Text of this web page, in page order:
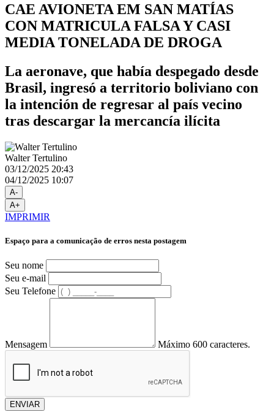
CAE AVIONETA EM SAN MATÍAS
CON MATRICULA FALSA Y CASI
MEDIA TONELADA DE DROGA
La aeronave, que había despegado desde
Brasil, ingresó a territorio boliviano con
la intención de regresar al país vecino
tras descargar la mercancía ilícita
Walter Tertulino
03/12/2025 20:43
04/12/2025 10:07
A-
A+
IMPRIMIR
Espaço para a comunicação de erros nesta postagem
Seu nome
Seu e-mail
Seu Telefone
Mensagem Máximo 600 caracteres.
ENVIAR